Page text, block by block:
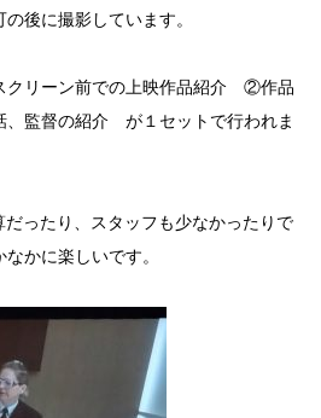
後に撮影しています。
クリーン前での上映作品紹介 ②作品
監督の紹介 が１セットで行われま
ったり、スタッフも少なかったりで
かに楽しいです。